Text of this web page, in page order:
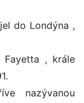
do Londýna ,
, krále
nazývanou